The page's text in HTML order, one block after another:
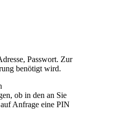
Passwort. Zur
benötigt wird.
ob in den an Sie
Anfrage eine PIN